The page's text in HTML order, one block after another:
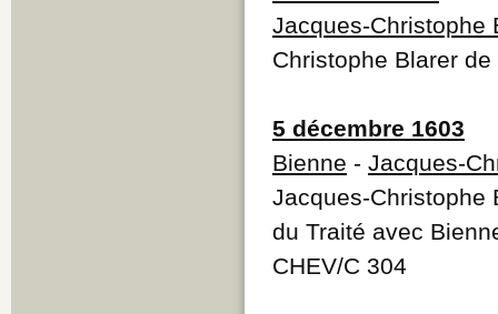
Jacques-Christophe
Christophe Blarer
5 décembre 1603
Bienne - Jacques-
Jacques-Christophe
du Traité avec
CHEV/C 304